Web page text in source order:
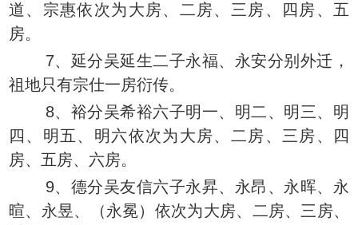
道、宗惠依次为大房、二房、三房、四房、五
房。
7、延分吴延生二子永福、永安分别外迁，
祖地只有宗仕一房衍传。
8、裕分吴希裕六子明一、明二、明三、明
四、明五、明六依次为大房、二房、三房、四
房、五房、六房。
9、德分吴友信六子永昇、永昂、永晖、永
暄、永昱、（永冕）依次为大房、二房、三房、